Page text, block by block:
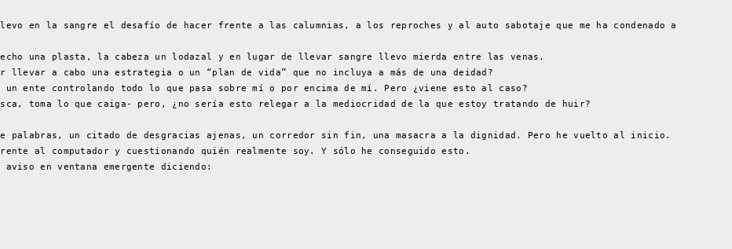
en la sangre el desafío de hacer frente a las calumnias, a los reproches y al auto sabotaje que me ha condenado a
una plasta, la cabeza un lodazal y en lugar de llevar sangre llevo mierda entre las venas.
llevar a cabo una estrategia o un “plan de vida” que no incluya a más de una deidad?
ente controlando todo lo que pasa sobre mí o por encima de mí. Pero ¿viene esto al caso?
toma lo que caiga- pero, ¿no sería esto relegar a la mediocridad de la que estoy tratando de huir?
palabras, un citado de desgracias ajenas, un corredor sin fin, una masacra a la dignidad. Pero he vuelto al inicio.
al computador y cuestionando quién realmente soy. Y sólo he conseguido esto.
en ventana emergente diciendo: